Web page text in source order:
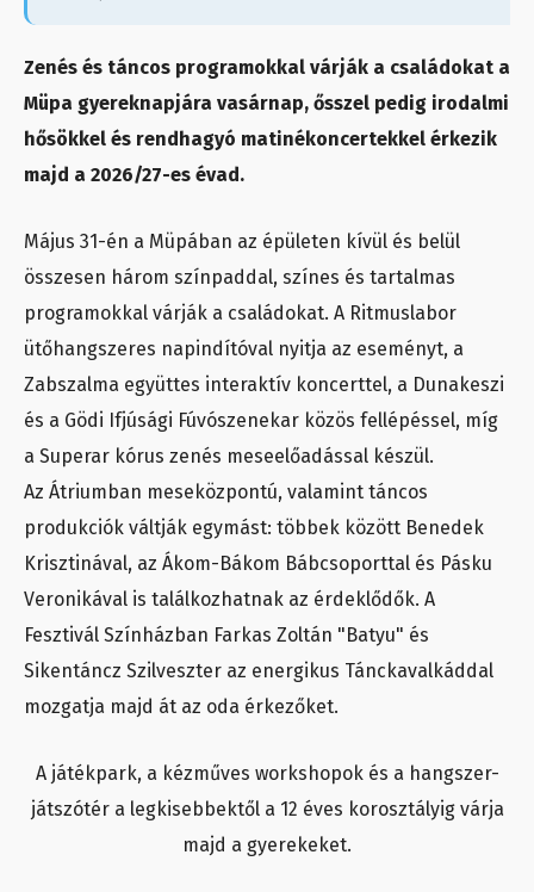
Zenés és táncos programokkal várják a családokat a
Müpa gyereknapjára vasárnap, ősszel pedig irodalmi
hősökkel és rendhagyó matinékoncertekkel érkezik
majd a 2026/27-es évad.
Május 31-én a Müpában az épületen kívül és belül
összesen három színpaddal, színes és tartalmas
programokkal várják a családokat. A Ritmuslabor
ütőhangszeres napindítóval nyitja az eseményt, a
Zabszalma együttes interaktív koncerttel, a Dunakeszi
és a Gödi Ifjúsági Fúvószenekar közös fellépéssel, míg
a Superar kórus zenés meseelőadással készül.
Az Átriumban meseközpontú, valamint táncos
produkciók váltják egymást: többek között Benedek
Krisztinával, az Ákom-Bákom Bábcsoporttal és Pásku
Veronikával is találkozhatnak az érdeklődők. A
Fesztivál Színházban Farkas Zoltán "Batyu" és
Sikentáncz Szilveszter az energikus Tánckavalkáddal
mozgatja majd át az oda érkezőket.
A játékpark, a kézműves workshopok és a hangszer-
játszótér a legkisebbektől a 12 éves korosztályig várja
majd a gyerekeket.